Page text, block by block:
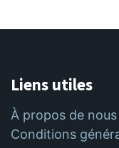
Liens utiles
À propos de nous
Conditions